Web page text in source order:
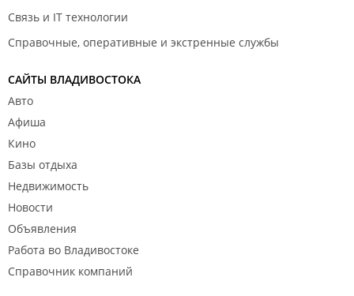
Связь и IT технологии
Справочные, оперативные и экстренные службы
САЙТЫ ВЛАДИВОСТОКА
Авто
Афиша
Кино
Базы отдыха
Недвижимость
Новости
Объявления
Работа во Владивостоке
Справочник компаний